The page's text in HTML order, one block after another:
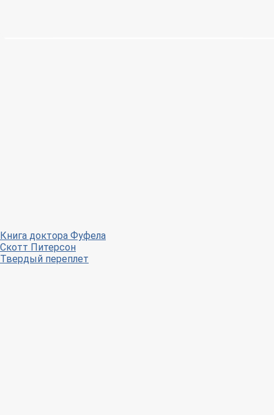
Книга доктора Фуфела
Скотт Питерсон
Твердый переплет